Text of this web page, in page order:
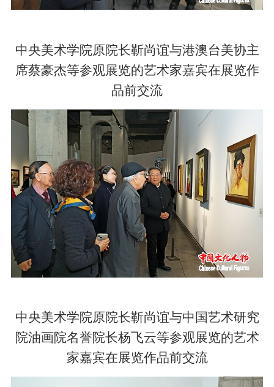
中央美术学院原院长靳尚谊与港澳台美协主
席蔡豪杰等参观展览的艺术家嘉宾在展览作
品前交流
中央美术学院原院长靳尚谊与中国艺术研究
院油画院名誉院长杨飞云等参观展览的艺术
家嘉宾在展览作品前交流